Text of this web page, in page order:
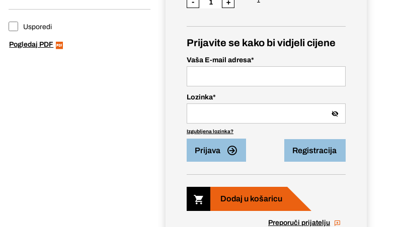
Usporedi
Pogledaj PDF
- +
Prijavite se kako bi vidjeli cijene
Vaša E-mail adresa*
Lozinka*
Izgubljena lozinka?
Prijava Registracija
Dodaj u košaricu
Preporuči prijatelju